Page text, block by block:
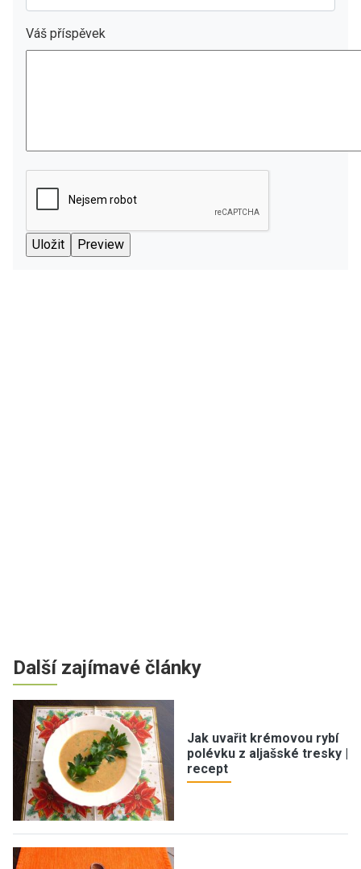
Váš příspěvek
Další zajímavé články
Jak uvařit krémovou rybí
polévku z aljašské tresky |
recept